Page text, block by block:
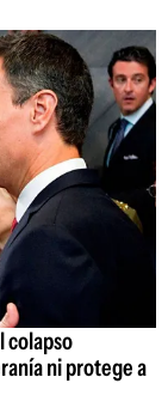
colapso
ni protege a